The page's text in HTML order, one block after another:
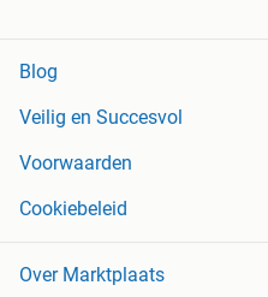
Blog
Veilig en Succesvol
Voorwaarden
Cookiebeleid
Over Marktplaats